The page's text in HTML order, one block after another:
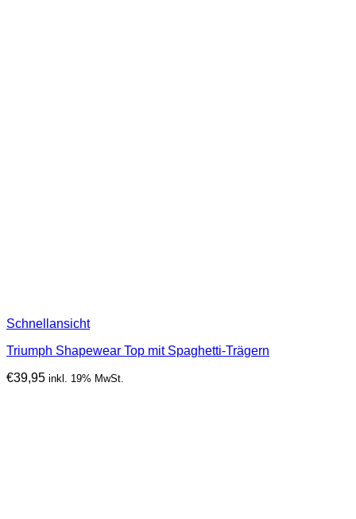
Schnellansicht
Triumph Shapewear Top mit Spaghetti-Trägern
€39,95 inkl. 19% MwSt.